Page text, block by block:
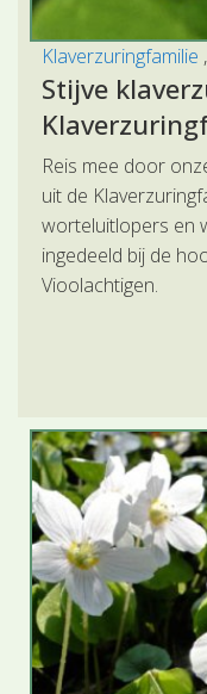
Klaverzuringfamilie
Stijve
Reis mee door
uit de
worteluitlopers en
ingedeeld bij de
Vioolachtigen.